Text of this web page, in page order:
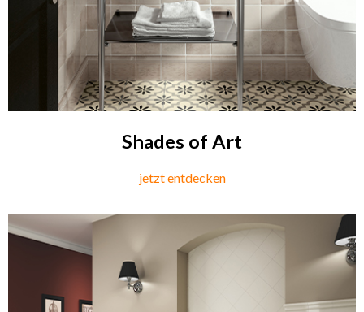
Shades of Art
jetzt entdecken